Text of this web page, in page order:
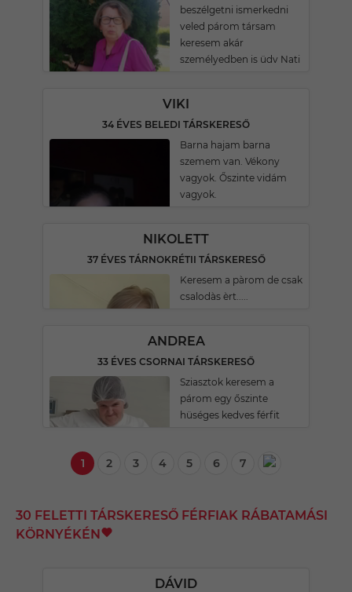
beszélgetni ismerkedni
veled párom társam
keresem akár
személyedben is üdv Nati
VIKI
34 ÉVES BELEDI TÁRSKERESŐ
Barna hajam barna
szemem van. Vékony
vagyok. Őszinte vidám
vagyok.
NIKOLETT
37 ÉVES TÁRNOKRÉTII TÁRSKERESŐ
Keresem a pàrom de csak
csalodàs èrt.....
ANDREA
33 ÉVES CSORNAI TÁRSKERESŐ
Sziasztok keresem a
párom egy őszinte
hüséges kedves férfit
1 2 3 4 5 6 7
30 FELETTI TÁRSKERESŐ FÉRFIAK RÁBATAMÁSI
KÖRNYÉKÉN
DÁVID